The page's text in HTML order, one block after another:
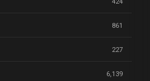
861
227
6,139